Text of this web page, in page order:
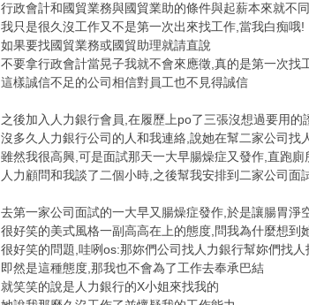
行政會計和國貿業務與國貿業助的條件與起薪本來就不同
我只是很久沒工作又不是第一次出來找工作,當我白痴哦!
如果要找國貿業務或國貿助理就請直說
不要拿行政會計當晃子我就不會來應徵,真的是第一次找
這樣誠信不足的公司相信對員工也不見得誠信
之後加入人力銀行會員,在履歷上po了三張沒想過要用的
沒多久人力銀行公司的人和我連絡,說她在幫二家公司找
雖然我很高興,可是面試那天一大早腸燥症又發作,直跑
人力顧問和我談了二個小時,之後幫我安排到二家公司面
去第一家公司面試的一大早又腸燥症發作,於是讓腸胃淨
很好笑的美式風格一副高高在上的態度,問我為什麼想到
很好笑的問題,哇咧os:那妳們公司找人力銀行幫妳們找
即然是這種態度,那我也不會為了工作去奉承巴結
就笑笑的說是人力銀行的X小姐來找我的